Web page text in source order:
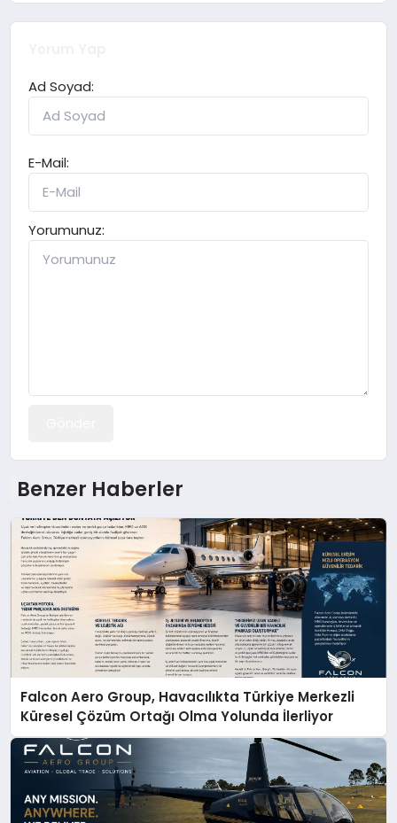
Ad Soyad:
E-Mail:
Yorumunuz:
Benzer Haberler
Falcon Aero Group, Havacılıkta Türkiye Merkezli
Küresel Çözüm Ortağı Olma Yolunda İlerliyor